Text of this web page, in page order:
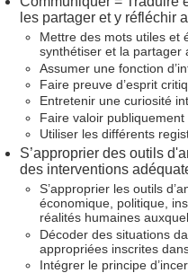
les partager et y réfléchir
Mettre des mots utiles et
synthétiser et la partager
Assumer une fonction
Faire preuve d’esprit
Entretenir une curiosité
Faire valoir
Utiliser les différents
S’approprier des outils
des interventions
S’approprier les outils
économique, politique,
réalités humaines
Décoder des situations
appropriées inscrites
Intégrer le principe